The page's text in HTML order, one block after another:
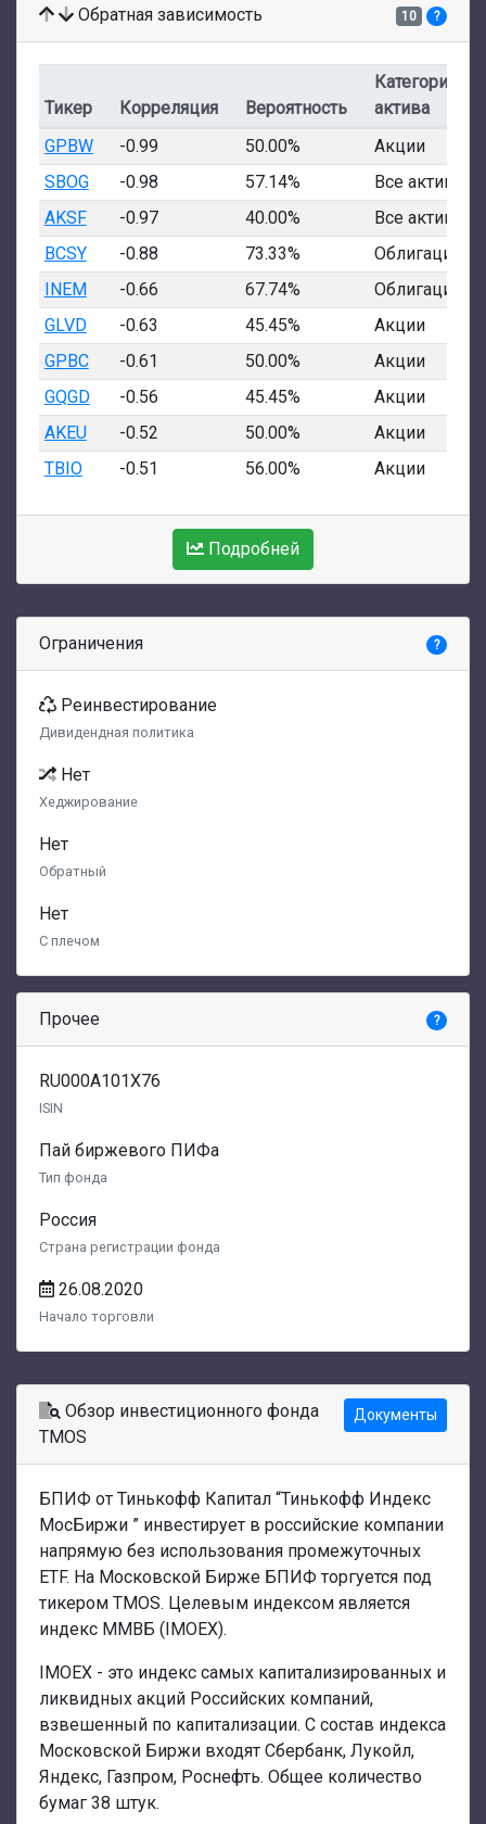
Обратная зависимость 10 ?
Тикер Корреляция Вероятность
Категория
актива
GPBW
-0.99 50.00%
Акции
SBOG
-0.98 57.14%
Все активы
AKSF
-0.97 40.00%
Все активы
BCSY
-0.88 73.33%
Облигации
INEM
-0.66 67.74%
Облигации
GLVD
-0.63 45.45%
Акции
GPBC
-0.61 50.00%
Акции
GQGD
-0.56 45.45%
Акции
AKEU
-0.52 50.00%
Акции
TBIO
-0.51 56.00% Акции
Подробней
Ограничения ?
Реинвестирование
Дивидендная политика
Нет
Хеджирование
Нет
Обратный
Нет
С плечом
Прочее ?
RU000A101X76
ISIN
Пай биржевого ПИФа
Тип фонда
Россия
Страна регистрации фонда
26.08.2020
Начало торговли
Обзор инвестиционного фонда
TMOS
Документы
БПИФ от Тинькофф Капитал “Тинькофф Индекс
МосБиржи ” инвестирует в российские компании
напрямую без использования промежуточных
ETF. На Московской Бирже БПИФ торгуется под
тикером TMOS. Целевым индексом является
индекс ММВБ (IMOEX).
IMOEX - это индекс самых капитализированных и
ликвидных акций Российских компаний,
взвешенный по капитализации. С состав индекса
Московской Биржи входят Сбербанк, Лукойл,
Яндекс, Газпром, Роснефть. Общее количество
бумаг 38 штук.